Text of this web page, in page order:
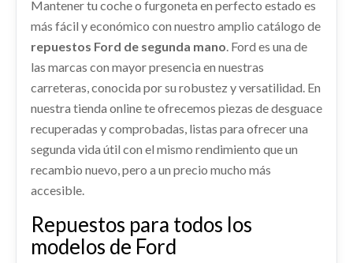
PILOTO TRASERO IZQUIERDO
AM5113405BE
PILOTO TRASERO IZQUIERDO AM5113405BE
FORD C-MAX TREND
Ref: 2292427 OEM: AM5113405BE
35,42 € shopping_cart
FORD C-MAX TREND
Ref: 2292432 OEM: PF1CBU20125AE
88,22 €
MANGUETA DELANTERA DERECHA
MANGUETA DELANTERA DERECHA usado.
FORD C-MAX TREND
Ref: 2292421
CONMUTADOR DE ARRANQUE
CONMUTADOR DE ARRANQUE usado.
Consultar
AFORADOR
AFORADOR usado.
FORD C-MAX TREND
Consultar
ABS
ABS usado.
FORD C-MAX TREND
Ref: 2292397
Mantener tu coche o furgoneta en perfecto estado es
más fácil y económico con nuestro amplio catálogo de
repuestos Ford de segunda mano. Ford es una de
las marcas con mayor presencia en nuestras
carreteras, conocida por su robustez y versatilidad. En
nuestra tienda online te ofrecemos piezas de desguace
recuperadas y comprobadas, listas para ofrecer una
segunda vida útil con el mismo rendimiento que un
recambio nuevo, pero a un precio mucho más
accesible.
Repuestos para todos los
modelos de Ford